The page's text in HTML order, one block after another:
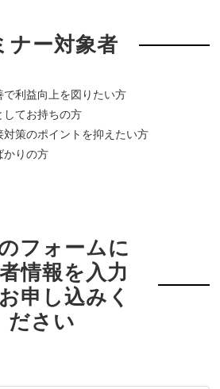
ナー対象者
利益向上を図りたい方
してお持ちの方
策のポイントを抑えたい方
かりの方
フォームに
情報を入力
申し込みく
ださい